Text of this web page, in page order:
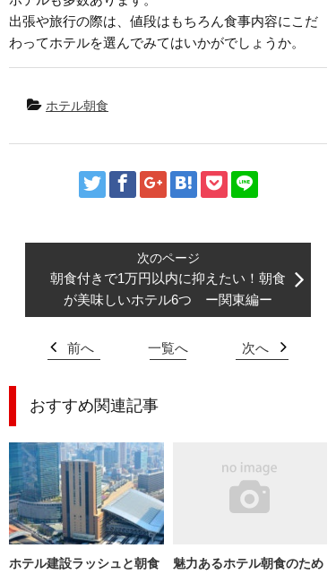
出張や旅行の際は、値段はもちろん食事内容にこだ
わってホテルを選んでみてはいかがでしょうか。
ホテル朝食
朝食付きで1万円以内に抑えたい！朝食
が美味しいホテル6つ ー関東編ー
前へ 一覧へ 次へ
おすすめ関連記事
ホテル建設ラッシュと朝食
魅力あるホテル朝食のため